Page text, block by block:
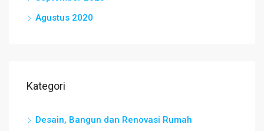
Agustus 2020
Kategori
Desain, Bangun dan Renovasi Rumah